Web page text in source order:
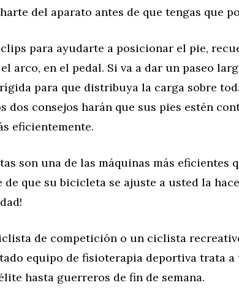
del aparato antes de que tengas que
para ayudarte a posicionar el pie,
arco, en el pedal. Si va a dar un paseo
para que distribuya la carga sobre
dos consejos harán que sus pies estén
eficientemente.
son una de las máquinas más eficientes
de que su bicicleta se ajuste a usted la
de competición o un ciclista
equipo de fisioterapia deportiva trata a
hasta guerreros de fin de semana.